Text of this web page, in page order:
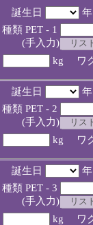
誕生日
類 PET - 1
)
kg ワ
誕生日
類 PET - 2
)
kg ワ
誕生日
類 PET - 3
)
kg ワ